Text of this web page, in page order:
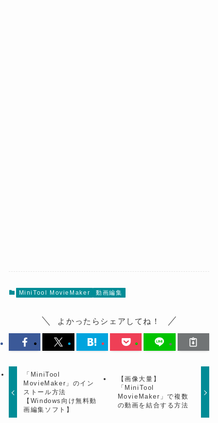
MiniTool MovieMaker 動画編集
よかったらシェアしてね！
「MiniTool
MovieMaker」のイン
ストール方法
【Windows向け無料動
画編集ソフト】
【画像大量】
「MiniTool
MovieMaker」で複数
の動画を結合する方法